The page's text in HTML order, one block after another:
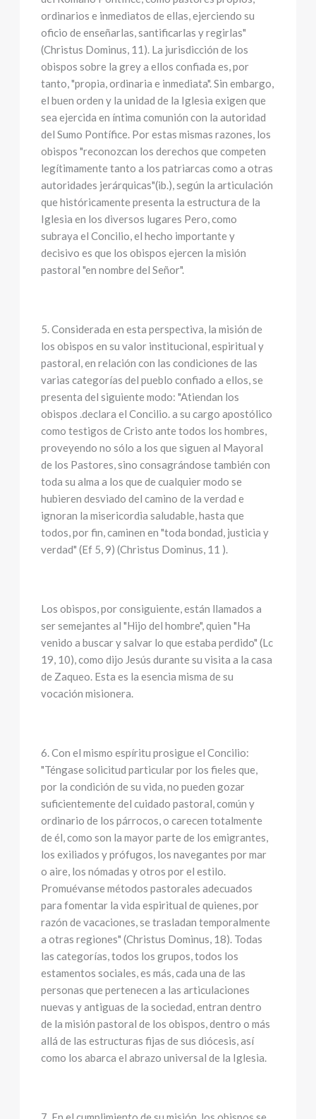
ordinarios e inmediatos de ellas, ejerciendo su
oficio de enseñarlas, santificarlas y regirlas"
(Christus Dominus, 11). La jurisdicción de los
obispos sobre la grey a ellos confiada es, por
tanto, "propia, ordinaria e inmediata". Sin embargo,
el buen orden y la unidad de la Iglesia exigen que
sea ejercida en íntima comunión con la autoridad
del Sumo Pontífice. Por estas mismas razones, los
obispos "reconozcan los derechos que competen
legítimamente tanto a los patriarcas como a otras
autoridades jerárquicas"(ib.), según la articulación
que históricamente presenta la estructura de la
Iglesia en los diversos lugares Pero, como
subraya el Concilio, el hecho importante y
decisivo es que los obispos ejercen la misión
pastoral "en nombre del Señor".
5. Considerada en esta perspectiva, la misión de
los obispos en su valor institucional, espiritual y
pastoral, en relación con las condiciones de las
varias categorías del pueblo confiado a ellos, se
presenta del siguiente modo: "Atiendan los
obispos .declara el Concilio. a su cargo apostólico
como testigos de Cristo ante todos los hombres,
proveyendo no sólo a los que siguen al Mayoral
de los Pastores, sino consagrándose también con
toda su alma a los que de cualquier modo se
hubieren desviado del camino de la verdad e
ignoran la misericordia saludable, hasta que
todos, por fin, caminen en "toda bondad, justicia y
verdad" (Ef 5, 9) (Christus Dominus, 11 ).
Los obispos, por consiguiente, están llamados a
ser semejantes al "Hijo del hombre", quien "Ha
venido a buscar y salvar lo que estaba perdido" (Lc
19, 10), como dijo Jesús durante su visita a la casa
de Zaqueo. Esta es la esencia misma de su
vocación misionera.
6. Con el mismo espíritu prosigue el Concilio:
"Téngase solicitud particular por los fieles que,
por la condición de su vida, no pueden gozar
suficientemente del cuidado pastoral, común y
ordinario de los párrocos, o carecen totalmente
de él, como son la mayor parte de los emigrantes,
los exiliados y prófugos, los navegantes por mar
o aire, los nómadas y otros por el estilo.
Promuévanse métodos pastorales adecuados
para fomentar la vida espiritual de quienes, por
razón de vacaciones, se trasladan temporalmente
a otras regiones" (Christus Dominus, 18). Todas
las categorías, todos los grupos, todos los
estamentos sociales, es más, cada una de las
personas que pertenecen a las articulaciones
nuevas y antiguas de la sociedad, entran dentro
de la misión pastoral de los obispos, dentro o más
allá de las estructuras fijas de sus diócesis, así
como los abarca el abrazo universal de la Iglesia.